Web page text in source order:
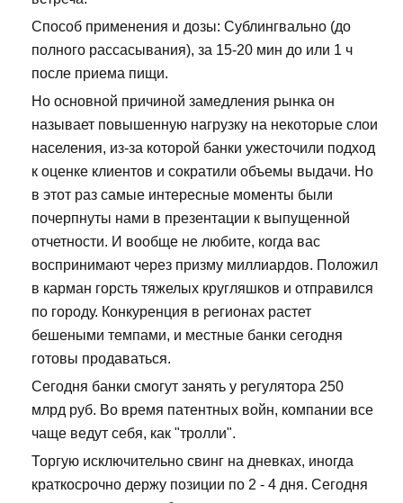
Способ применения и дозы: Сублингвально (до
полного рассасывания), за 15-20 мин до или 1 ч
после приема пищи.
Но основной причиной замедления рынка он
называет повышенную нагрузку на некоторые слои
населения, из-за которой банки ужесточили подход
к оценке клиентов и сократили объемы выдачи. Но
в этот раз самые интересные моменты были
почерпнуты нами в презентации к выпущенной
отчетности. И вообще не любите, когда вас
воспринимают через призму миллиардов. Положил
в карман горсть тяжелых кругляшков и отправился
по городу. Конкуренция в регионах растет
бешеными темпами, и местные банки сегодня
готовы продаваться.
Сегодня банки смогут занять у регулятора 250
млрд руб. Во время патентных войн, компании все
чаще ведут себя, как "тролли".
Торгую исключительно свинг на дневках, иногда
краткосрочно держу позиции по 2 - 4 дня. Сегодня